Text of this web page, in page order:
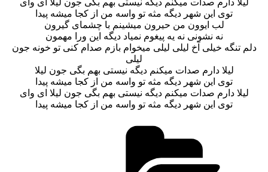
لیلا دارم صدات میکنم دیگه نیستی بهم بگی جون لیلا ای وای
توی این شهر دیگه مثه تو واسه من از کجا میشه پیدا
لب ایوون من حیرون میشینم با چشمای گیرون
نه نشونی نه یه پیغوم نمیاد دیگه این ورا مهمون
دلم تنگه خیلی آخ لیلی لیلی میخوام بازم صدام کنی تو خونه جون
لیلی
لیلا دارم صدات میکنم دیگه نیستی بهم بگی جون لیلا
توی این شهر دیگه مثه تو واسه من از کجا میشه پیدا
لیلا دارم صدات میکنم دیگه نیستی بهم بگی جون لیلا ای وای
توی این شهر دیگه مثه تو واسه من از کجا میشه پیدا